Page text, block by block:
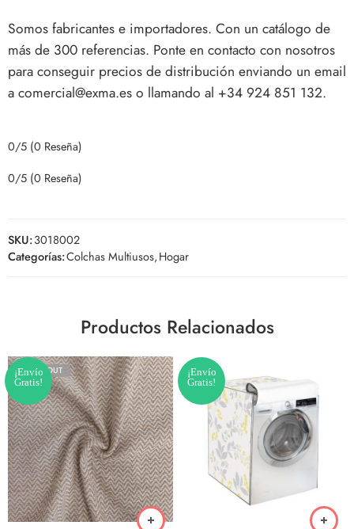
Somos fabricantes e importadores. Con un catálogo de
más de 300 referencias. Ponte en contacto con nosotros
para conseguir precios de distribución enviando un email
a comercial@exma.es o llamando al +34 924 851 132.
0/5 (0 Reseña)
0/5 (0 Reseña)
SKU:3018002
Categorías:Colchas Multiusos,Hogar
Productos Relacionados
¡Envío
Gratis!
SOLD OUT
¡Envío
Gratis!